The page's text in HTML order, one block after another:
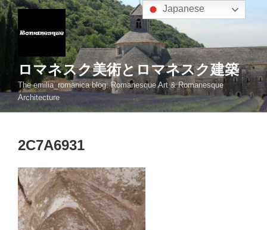
コ
ン
ス
キ
ロマネスク美術とロマネスク建築
The emilia_romanica blog: Romanesque Art & Romanesque
Architecture
2C7A6931
Japanese